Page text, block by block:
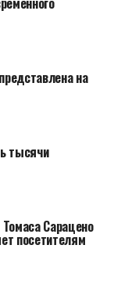
на
тысячи
Сарацено
посетителям